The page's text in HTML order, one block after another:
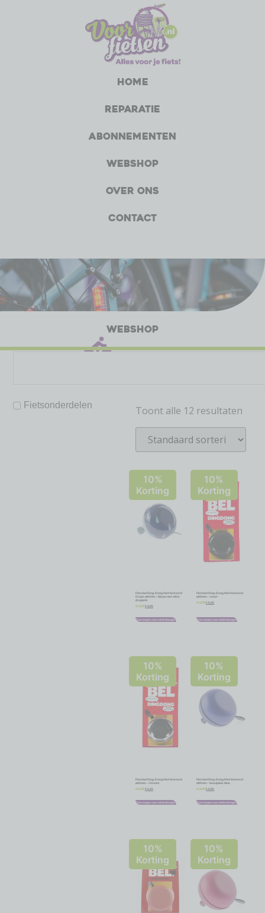
Home
Reparatie
Abonnementen
Webshop
Over ons
Contact
WEBSHOP
Fietsonderdelen Toont alle 12 resultaten
10%
Korting
Fietsbel Ding-Dong NietVerkeerd
Drops ø60mm – blauw met witte
druppels
€ € 8,96
Toevoegen aan winkelwagen
10%
Korting
Fietsbel Ding-Dong NietVerkeerd
ø60mm – zwart
€ 6,95 € 6,26
Toevoegen aan winkelwagen
10%
Korting
Fietsbel Ding-Dong NietVerkeerd
ø60mm – chroom
€ 6,95 € 6,26
Toevoegen aan winkelwagen
10%
Korting
Fietsbel Ding-Dong NietVerkeerd
ø80mm – beaujolais blue
€ € 8,96
Toevoegen aan winkelwagen
10%
Korting
10%
Korting